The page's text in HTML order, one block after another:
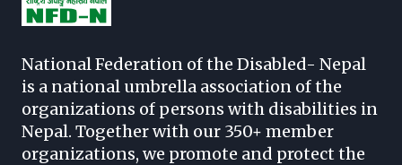
National Federation of the Disabled- Nepal
is a national umbrella association of the
organizations of persons with disabilities in
Nepal. Together with our 350+ member
organizations, we promote and protect the